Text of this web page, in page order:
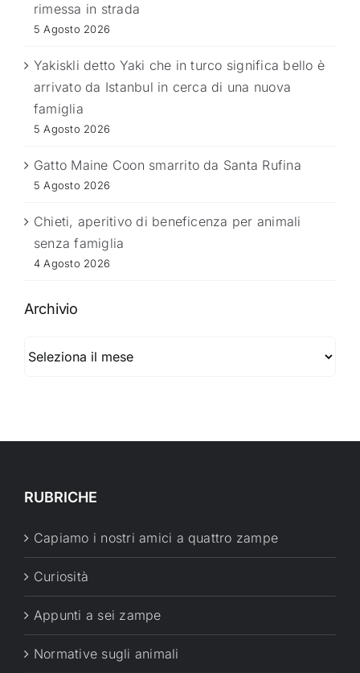
rimessa in strada
5 Agosto 2026
Yakiskli detto Yaki che in turco significa bello è
arrivato da Istanbul in cerca di una nuova
famiglia
5 Agosto 2026
Gatto Maine Coon smarrito da Santa Rufina
5 Agosto 2026
Chieti, aperitivo di beneficenza per animali
senza famiglia
4 Agosto 2026
Archivio
RUBRICHE
Capiamo i nostri amici a quattro zampe
Curiosità
Appunti a sei zampe
Normative sugli animali